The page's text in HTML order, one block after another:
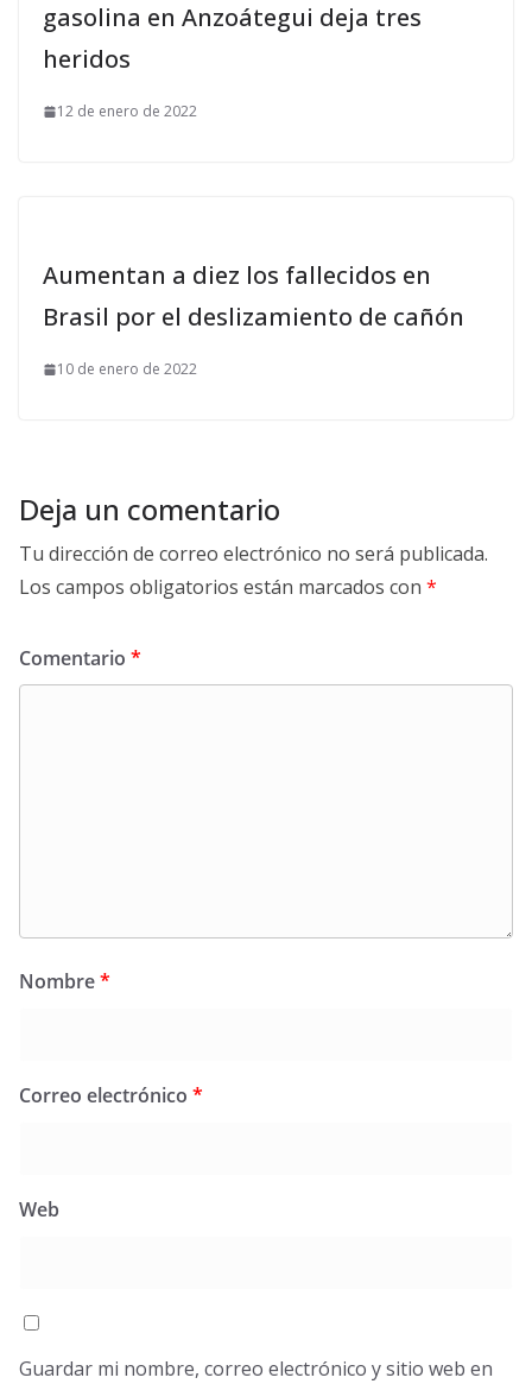
gasolina en Anzoátegui deja tres
heridos
12 de enero de 2022
Aumentan a diez los fallecidos en
Brasil por el deslizamiento de cañón
10 de enero de 2022
Deja un comentario
Tu dirección de correo electrónico no será publicada.
Los campos obligatorios están marcados con *
Comentario *
Nombre*
Correo electrónico *
Web
Guardar mi nombre, correo electrónico y sitio web en